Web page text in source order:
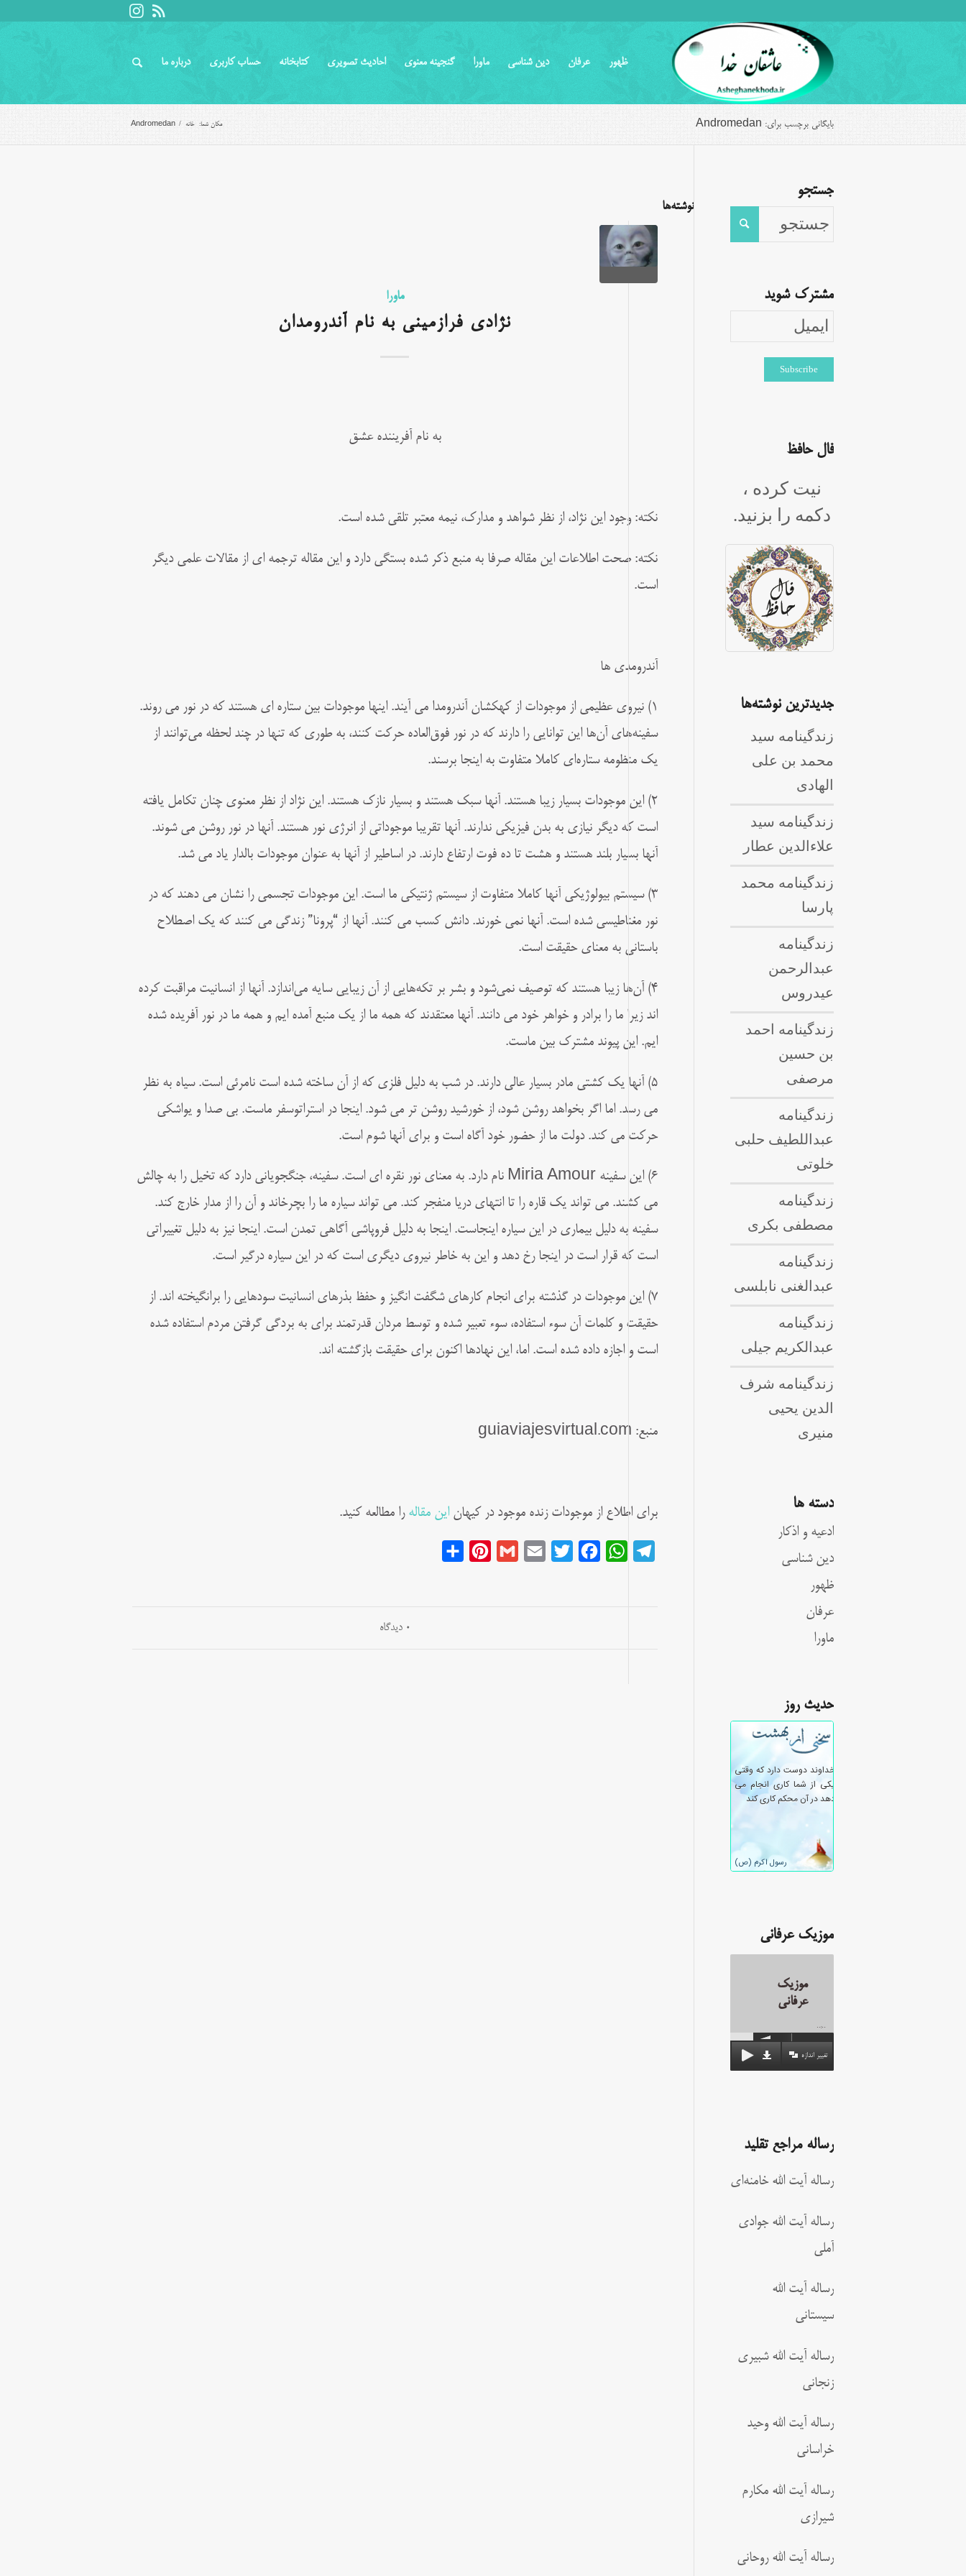
ظهور عرفان دین شناسی ماورا گنجینه معنوی احادیث تصویری کتابخانه حساب کاربری درباره ما
بایگانی برچسب برای: Andromedan مکان شما: خانه /
Andromedan
نوشته‌ها
ماورا
نژادی فرازمینی به نام آندرومدان
به نام آفریننده عشق
نکته: وجود این نژاد، از نظر شواهد و مدارک، نیمه معتبر تلقی شده است.
نکته: صحت اطلاعات این مقاله صرفا به منبع ذکر شده بستگی دارد و این مقاله ترجمه ای از مقالات علمی دیگر
است.
آندرومدی ها
1) نیروی عظیمی از موجودات از کهکشان آندرومدا می آیند. اینها موجودات بین ستاره ای هستند که در نور می روند.
سفینه‌های آن‌ها این توانایی را دارند که در نور فوق‌العاده حرکت کنند، به طوری که تنها در چند لحظه می‌توانند از
یک منظومه ستاره‌ای کاملا متفاوت به اینجا برسند.
2) این موجودات بسیار زیبا هستند. آنها سبک هستند و بسیار نازک هستند. این نژاد از نظر معنوی چنان تکامل یافته
است که دیگر نیازی به بدن فیزیکی ندارند. آنها تقریبا موجوداتی از انرژی نور هستند. آنها در نور روشن می شوند.
آنها بسیار بلند هستند و هشت تا ده فوت ارتفاع دارند. در اساطیر از آنها به عنوان موجودات بالدار یاد می شد.
3) سیستم بیولوژیکی آنها کاملا متفاوت از سیستم ژنتیکی ما است. این موجودات تجسمی را نشان می دهند که در
نور مغناطیسی شده است. آنها نمی خورند. دانش کسب می کنند. آنها از “پرونا” زندگی می کنند که یک اصطلاح
باستانی به معنای حقیقت است.
4) آن‌ها زیبا هستند که توصیف نمی‌شود و بشر بر تکه‌هایی از آن زیبایی سایه می‌اندازد. آنها از انسانیت مراقبت کرده
اند زیرا ما را برادر و خواهر خود می دانند. آنها معتقدند که همه ما از یک منبع آمده ایم و همه ما در نور آفریده شده
ایم. این پیوند مشترک بین ماست.
5) آنها یک کشتی مادر بسیار عالی دارند. در شب به دلیل فلزی که از آن ساخته شده است نامرئی است. سیاه به نظر
می رسد. اما اگر بخواهد روشن شود، از خورشید روشن تر می شود. اینجا در استراتوسفر ماست. بی صدا و یواشکی
حرکت می کند. دولت ما از حضور خود آگاه است و برای آنها شوم است.
6) این سفینه Miria Amour نام دارد. به معنای نور نقره ای است. سفینه، جنگجویانی دارد که تخیل را به چالش
می کشند. می تواند یک قاره را تا انتهای دریا منفجر کند. می تواند سیاره ما را بچرخاند و آن را از مدار خارج کند.
سفینه به دلیل بیماری در این سیاره اینجاست. اینجا به دلیل فروپاشی آگاهی تمدن است. اینجا نیز به دلیل تغییراتی
است که قرار است در اینجا رخ دهد و این به خاطر نیروی دیگری است که در این سیاره درگیر است.
7) این موجودات در گذشته برای انجام کارهای شگفت انگیز و حفظ بذرهای انسانیت سودهایی را برانگیخته اند. از
حقیقت و کلمات آن سوء استفاده، سوء تعبیر شده و توسط مردان قدرتمند برای به بردگی گرفتن مردم استفاده شده
است و اجازه داده شده است. اما، این نهادها اکنون برای حقیقت بازگشته اند.
منبع: guiaviajesvirtual.com
برای اطلاع از موجودات زنده موجود در کیهاناین مقاله را مطالعه کنید.
Telegram
WhatsApp
Facebook
Twitter
Email
Gmail
Pinterest
0 دیدگاه
جستجو
مشترک شوید
فال حافظ
نیت کرده ،
دکمه را بزنید.
جدیدترین نوشته‌ها
زندگینامه سید
محمد بن علی
الهادی
زندگینامه سید
علاءالدین عطار
زندگینامه محمد
پارسا
زندگینامه
عبدالرحمن
عیدروس
زندگینامه احمد
بن حسین
مرصفی
زندگینامه
عبداللطيف حلبى
خلوتی
زندگینامه
مصطفی بکری
زندگینامه
عبدالغنی نابلسی
زندگینامه
عبدالکریم جیلی
زندگینامه شرف
الدین یحیی
منیری
دسته ها
ادعیه و اذکار
دین شناسی
ظهور
عرفان
ماورا
حدیث روز
موزیک عرفانی
موزیک
عرفانی
00:00
تغییر اندازه
رساله مراجع تقلید
رساله آیت الله خامنه‌ای
رساله آیت الله جوادی
آملی
رساله آیت الله
سیستانی
رساله آیت الله شبیری
زنجانی
رساله آیت الله وحید
خراسانی
رساله آیت الله مکارم
شیرازی
رساله آیت الله روحانی